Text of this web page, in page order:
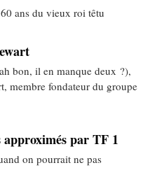
ans du vieux roi têtu
bon, il en manque deux ?),
membre fondateur du groupe
approximés par TF 1
on pourrait ne pas